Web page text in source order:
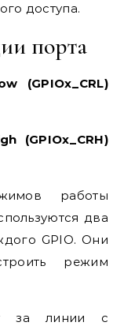
доступа.
порта
(GPIOx_CRL)
(GPIOx_CRH)
работы
два
GPIO. Они
режим
за линии с